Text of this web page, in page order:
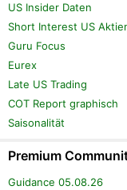
US Insider Daten
Short Interest US
Guru Focus
Eurex
Late US Trading
COT Report graphisch
Saisonalität
Premium
Guidance 05.08.26